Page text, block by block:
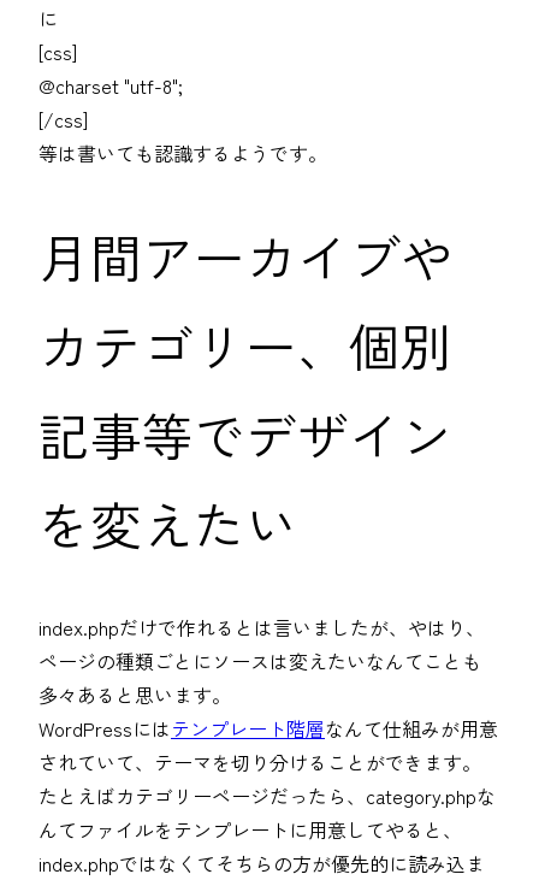
に
[css]
@charset "utf-8";
[/css]
等は書いても認識するようです。
月間アーカイブや
カテゴリー、個別
記事等でデザイン
を変えたい
index.phpだけで作れるとは言いましたが、やはり、
ページの種類ごとにソースは変えたいなんてことも
多々あると思います。
WordPressにはテンプレート階層なんて仕組みが用意
されていて、テーマを切り分けることができます。
たとえばカテゴリーページだったら、category.phpな
んてファイルをテンプレートに用意してやると、
index.phpではなくてそちらの方が優先的に読み込ま